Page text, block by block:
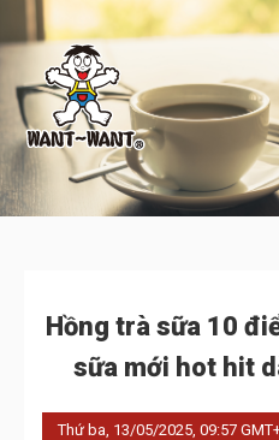
Hồng trà sữa 10
sữa mới hot hit
Thứ ba, 13/05/2025, 09:57